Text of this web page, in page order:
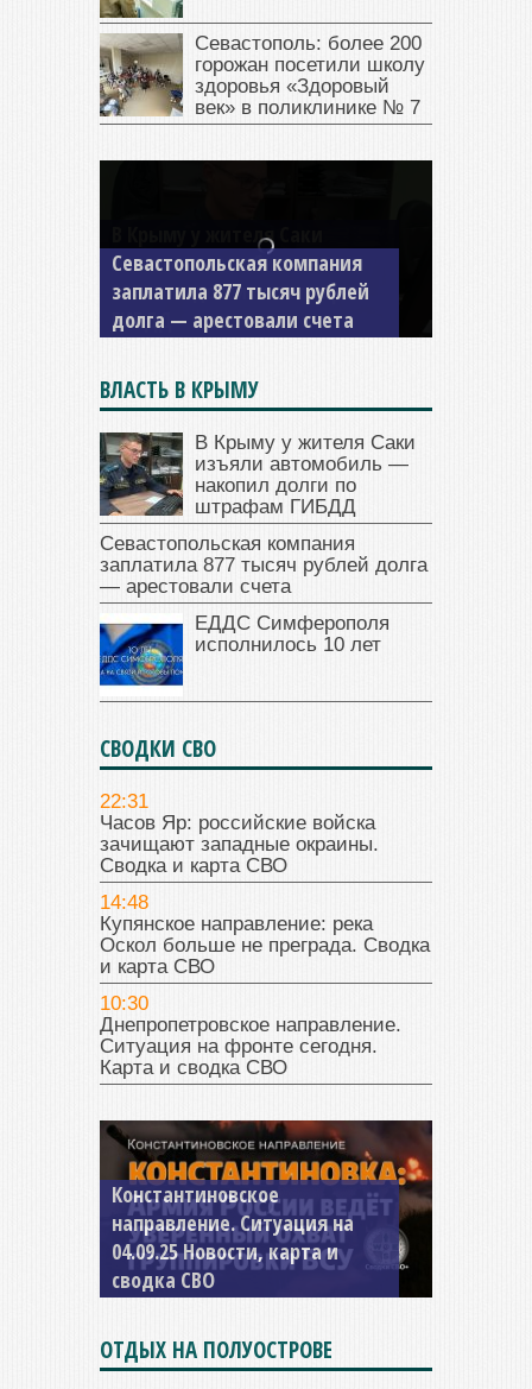
Севастополь: более 200
горожан посетили школу
здоровья «Здоровый
век» в поликлинике № 7
Севастопольская компания
заплатила 877 тысяч рублей
долга — арестовали счета
ВЛАСТЬ В КРЫМУ
В Крыму у жителя Саки
изъяли автомобиль —
накопил долги по
штрафам ГИБДД
Севастопольская компания
заплатила 877 тысяч рублей долга
— арестовали счета
ЕДДС Симферополя
исполнилось 10 лет
СВОДКИ СВО
22:31
Часов Яр: российские войска
зачищают западные окраины.
Сводка и карта СВО
14:48
Купянское направление: река
Оскол больше не преграда. Сводка
и карта СВО
10:30
Днепропетровское направление.
Ситуация на фронте сегодня.
Карта и сводка СВО
Константиновское
направление. Ситуация на
04.09.25 Новости, карта и
сводка СВО
ОТДЫХ НА ПОЛУОСТРОВЕ